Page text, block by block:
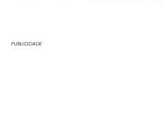
PUBLICIDADE